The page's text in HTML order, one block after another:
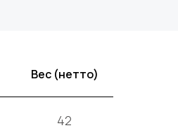
Вес (нетто)
42